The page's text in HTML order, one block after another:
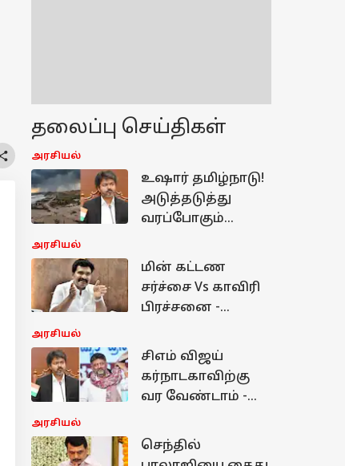
தலைப்பு செய்திகள்
அரசியல்
உஷார் தமிழ்நாடு!
அடுத்தடுத்து
வரப்போகும்
மாற்றம்...
உடனடியாக
களத்தில்
இறங்கிய
அரசியல்
மின் கட்டண
சர்ச்சை Vs காவிரி
பிரச்சனை -
குறித்து முக்கிய
தகவல் சொன்ன
CTR நிர்மல்
அரசியல்
சிஎம் விஜய்
கர்நாடகாவிற்கு
வர வேண்டாம் -
திடீர் அறிவிப்பு -
காரணம் என்ன.?
அரசியல்
செந்தில்